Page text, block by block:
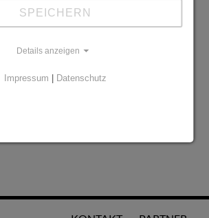
SPEICHERN
Details anzeigen
Impressum | Datenschutz